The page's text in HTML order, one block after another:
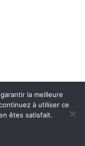
INGLOBO
la meilleure
à utiliser ce
êtes satisfait.